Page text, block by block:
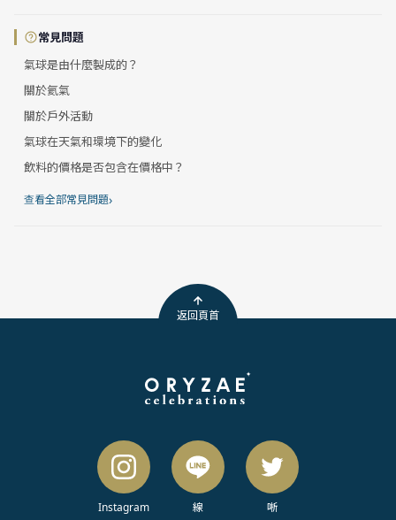
常見問題
氣球是由什麼製成的？
關於氦氣
關於戶外活動
氣球在天氣和環境下的變化
飲料的價格是否包含在價格中？
查看全部常見問題›
返回頁首
Instagram 線 唽